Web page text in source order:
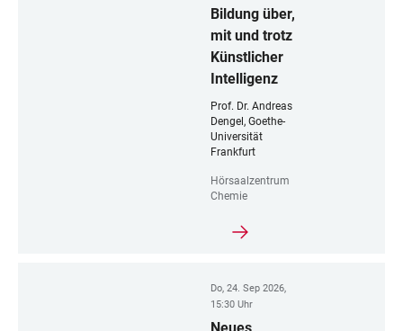
Bildung über,
mit und trotz
Künstlicher
Intelligenz
Prof. Dr. Andreas
Dengel, Goethe-
Universität
Frankfurt
Hörsaalzentrum
Chemie
Do, 24. Sep 2026,
15:30 Uhr